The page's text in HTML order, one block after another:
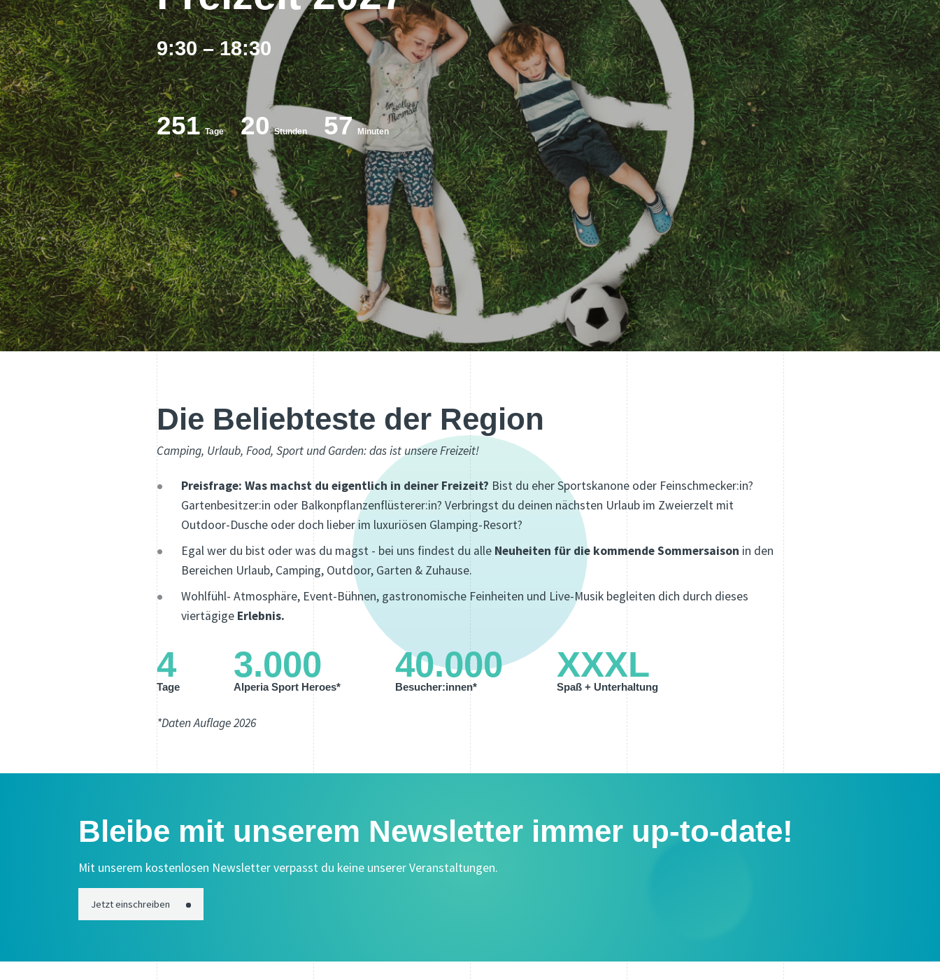
9:30 – 18:30
251 Tage 20 Stunden 57 Minuten
Die Beliebteste der Region
Camping, Urlaub, Food, Sport und Garden: das ist unsere Freizeit!
Preisfrage: Was machst du eigentlich in deiner Freizeit? Bist du eher Sportskanone oder Feinschmecker:in?
Gartenbesitzer:in oder Balkonpflanzenflüsterer:in? Verbringst du deinen nächsten Urlaub im Zweierzelt mit
Outdoor-Dusche oder doch lieber im luxuriösen Glamping-Resort?
Egal wer du bist oder was du magst - bei uns findest du alle Neuheiten für die kommende Sommersaison in den
Bereichen Urlaub, Camping, Outdoor, Garten & Zuhause.
Wohlfühl- Atmosphäre, Event-Bühnen, gastronomische Feinheiten und Live-Musik begleiten dich durch dieses
viertägige Erlebnis.
4
Tage
3.000
Alperia Sport Heroes*
40.000
Besucher:innen*
XXXL
Spaß + Unterhaltung
*Daten Auflage 2026
Bleibe mit unserem Newsletter immer up-to-date!
Mit unserem kostenlosen Newsletter verpasst du keine unserer Veranstaltungen.
Jetzt einschreiben